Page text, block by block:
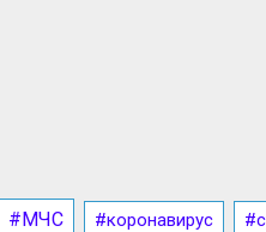
#МЧС #коронавирус